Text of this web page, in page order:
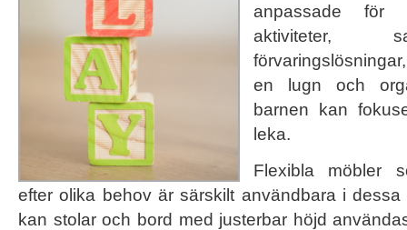
anpassade för
aktiviteter,
en lugn och
barnen kan
leka.
Flexibla möbler
efter olika behov är särskilt användbara i dessa
kan stolar och bord med justerbar höjd